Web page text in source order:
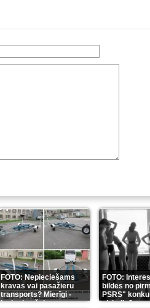
FOTO: Nepieciešams
kravas vai pasažieru
transports? Mierīgi -
ieskaties šeit(35)
FOTO:
bildes no
PSRS"
aizkulisēm